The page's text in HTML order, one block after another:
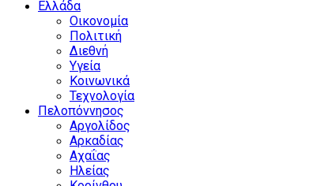
Ελλάδα
Οικονομία
Πολιτική
Διεθνή
Υγεία
Κοινωνικά
Τεχνολογία
Πελοπόννησος
Αργολίδος
Αρκαδίας
Αχαΐας
Ηλείας